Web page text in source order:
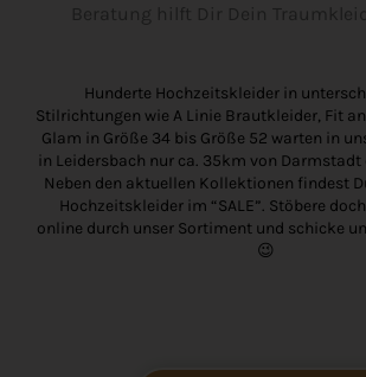
Beratung hilft Dir Dein
Hunderte Hochzeitskleider in
Stilrichtungen wie A Linie Brautkleider, Fit
Glam in Größe 34 bis Größe 52 warten in
in Leidersbach nur ca. 35km von
Neben den aktuellen Kollektionen findest
Hochzeitskleider im “SALE”. Stöbere
online durch unser Sortiment und schicke
😉